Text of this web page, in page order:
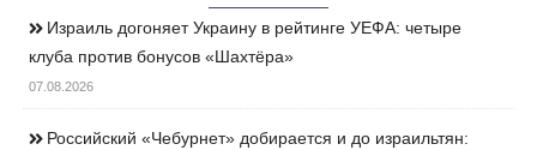
Израиль догоняет Украину в рейтинге УЕФА: четыре
клуба против бонусов «Шахтёра»
07.08.2026
Российский «Чебурнет» добирается и до израильтян: